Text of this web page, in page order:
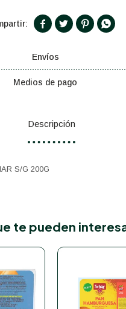
   
Envíos
Medios de pago
Descripción
S/G 200G
te pueden